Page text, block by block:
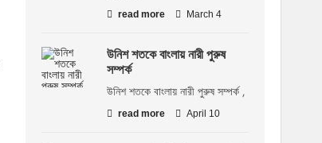
read more March 4
উনিশ শতকে বাংলায় নারী পুরুষ
সম্পর্ক
উনিশ শতকে বাংলায় নারী পুরুষ সম্পর্ক ,
read more April 10